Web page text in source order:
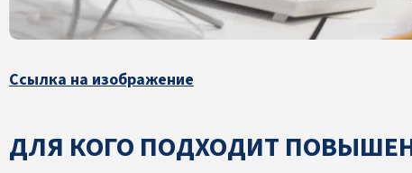
Ссылка на изображение
ДЛЯ КОГО ПОДХОДИТ